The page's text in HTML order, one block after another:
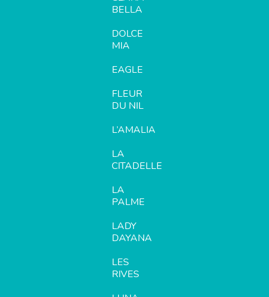
BELLA
DOLCE
MIA
EAGLE
FLEUR
DU NIL
L’AMALIA
LA
CITADELLE
LA
PALME
LADY
DAYANA
LES
RIVES